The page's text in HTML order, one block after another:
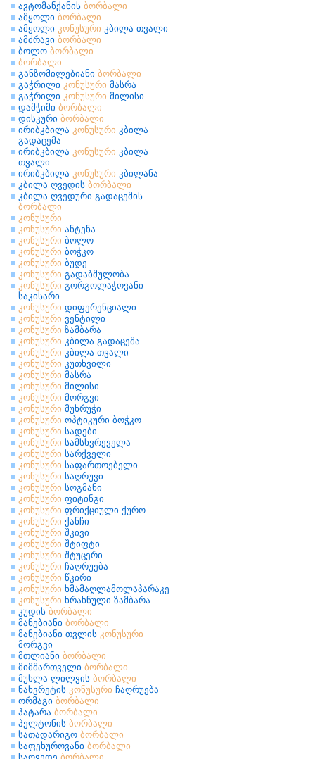
ავტომანქანის ბორბალი
ამყოლი ბორბალი
ამყოლი კონუსური კბილა თვალი
ამძრავი ბორბალი
ბოლო ბორბალი
ბორბალი
განზომილებიანი ბორბალი
გაჭრილი კონუსური მასრა
გაჭრილი კონუსური მილისი
დამჭიმი ბორბალი
დისკური ბორბალი
ირიბკბილა კონუსური კბილა
გადაცემა
ირიბკბილა კონუსური კბილა
თვალი
ირიბკბილა კონუსური კბილანა
კბილა ღვედის ბორბალი
კბილა ღვედური გადაცემის
ბორბალი
კონუსური
კონუსური ანტენა
კონუსური ბოლო
კონუსური ბოჭკო
კონუსური ბუდე
კონუსური გადაბმულობა
კონუსური გორგოლაჭოვანი
საკისარი
კონუსური დიფერენციალი
კონუსური ვენტილი
კონუსური ზამბარა
კონუსური კბილა გადაცემა
კონუსური კბილა თვალი
კონუსური კუთხვილი
კონუსური მასრა
კონუსური მილისი
კონუსური მორგვი
კონუსური მუხრუჭი
კონუსური ოპტიკური ბოჭკო
კონუსური სადები
კონუსური სამსხვრეველა
კონუსური სარქველი
კონუსური საფართოებელი
კონუსური საღრუვი
კონუსური სოგმანი
კონუსური ფიტინგი
კონუსური ფრიქციული ქურო
კონუსური ქანჩი
კონუსური შკივი
კონუსური შტიფტი
კონუსური შტუცერი
კონუსური ჩაღრუება
კონუსური წკირი
კონუსური ხმამაღლამოლაპარაკე
კონუსური ხრახნული ზამბარა
კუდის ბორბალი
მანებიანი ბორბალი
მანებიანი თვლის კონუსური
მორგვი
მთლიანი ბორბალი
მიმმართველი ბორბალი
მუხლა ლილვის ბორბალი
ნახვრეტის კონუსური ჩაღრუება
ორმაგი ბორბალი
პატარა ბორბალი
პელტონის ბორბალი
სათადარიგო ბორბალი
საფეხუროვანი ბორბალი